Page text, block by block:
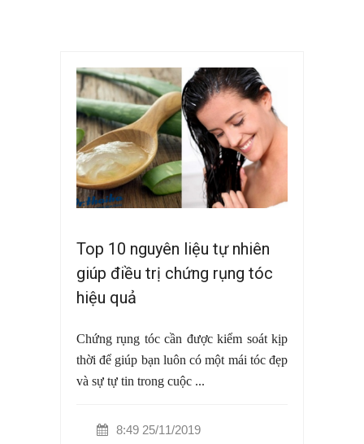
Top 10 nguyên liệu tự nhiên
giúp điều trị chứng rụng tóc
hiệu quả
Chứng rụng tóc cần được kiểm soát kịp
thời để giúp bạn luôn có một mái tóc đẹp
và sự tự tin trong cuộc ...
8:49 25/11/2019